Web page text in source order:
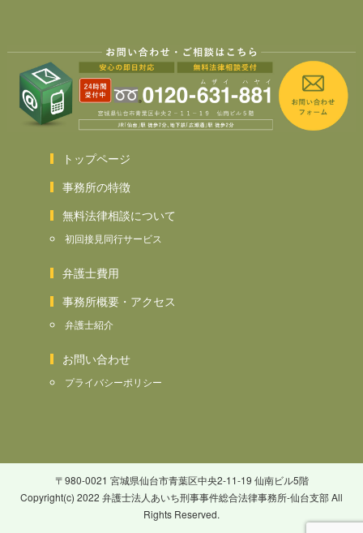
トップページ
事務所の特徴
無料法律相談について
初回接見同行サービス
弁護士費用
事務所概要・アクセス
弁護士紹介
お問い合わせ
プライバシーポリシー
〒980-0021 宮城県仙台市青葉区中央2-11-19 仙南ビル5階
Copyright(c) 2022 弁護士法人あいち刑事事件総合法律事務所-仙台支部 All
Rights Reserved.